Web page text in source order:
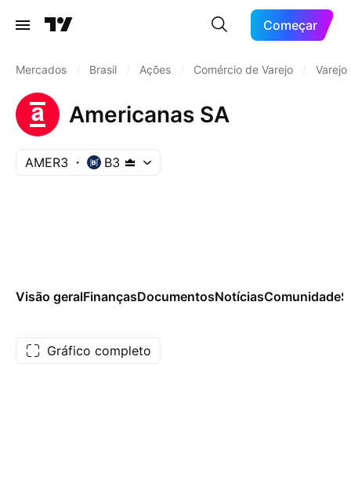
Começar
Mercados Brasil Ações Comércio de Varejo
Americanas SA
AMER3 B3
Visão geralFinançasDocumentosNotíciasComunidade
Gráfico completo